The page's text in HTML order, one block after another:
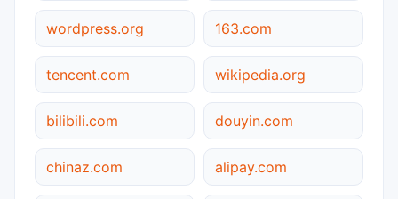
wordpress.org 163.com
tencent.com wikipedia.org
bilibili.com douyin.com
chinaz.com alipay.com